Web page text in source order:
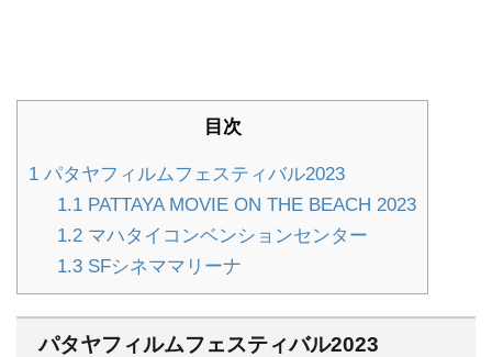
目次
1 パタヤフィルムフェスティバル2023
1.1PATTAYA MOVIE ON THE BEACH 2023
1.2マハタイコンベンションセンター
1.3SFシネママリーナ
パタヤフィルムフェスティバル2023